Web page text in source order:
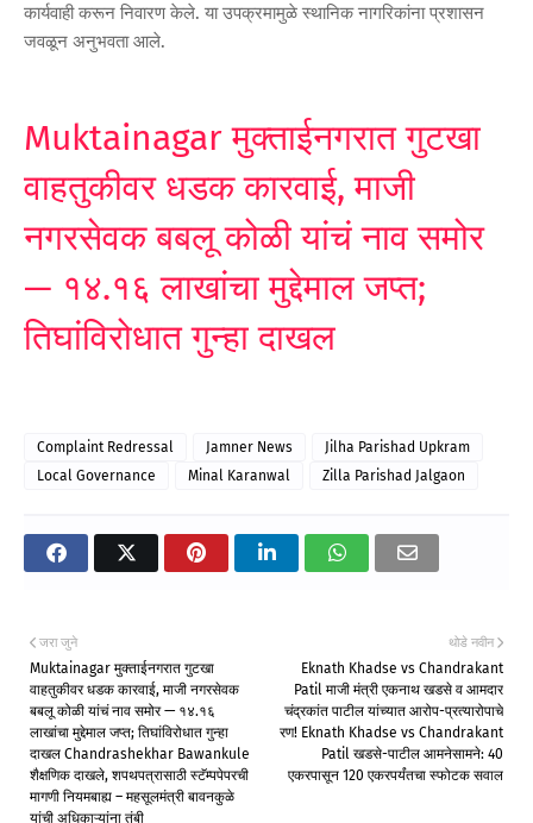
कार्यवाही करून निवारण केले. या उपक्रमामुळे स्थानिक नागरिकांना प्रशासन
जवळून अनुभवता आले.
Muktainagar मुक्ताईनगरात गुटखा
वाहतुकीवर धडक कारवाई, माजी
नगरसेवक बबलू कोळी यांचं नाव समोर
— १४.१६ लाखांचा मुद्देमाल जप्त;
तिघांविरोधात गुन्हा दाखल
Complaint Redressal Jamner News
Jilha Parishad Upkram
Local Governance
Minal Karanwal Zilla Parishad Jalgaon
थोडे नवीन
Eknath Khadse vs Chandrakant
Patil माजी मंत्री एकनाथ खडसे व आमदार
चंद्रकांत पाटील यांच्यात आरोप-प्रत्यारोपाचे
रण! Eknath Khadse vs Chandrakant
Patil खडसे-पाटील आमनेसामने: 40
एकरपासून 120 एकरपर्यंतचा स्फोटक सवाल
जरा जुने
Muktainagar मुक्ताईनगरात गुटखा
वाहतुकीवर धडक कारवाई, माजी नगरसेवक
बबलू कोळी यांचं नाव समोर — १४.१६
लाखांचा मुद्देमाल जप्त; तिघांविरोधात गुन्हा
दाखल Chandrashekhar Bawankule
शैक्षणिक दाखले, शपथपत्रासाठी स्टॅम्पपेपरची
मागणी नियमबाह्य – महसूलमंत्री बावनकुळे
यांची अधिकाऱ्यांना तंबी